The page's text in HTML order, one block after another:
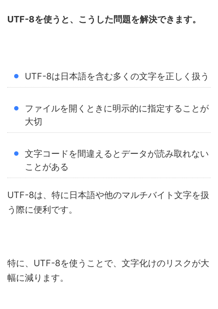
UTF-8を使うと、こうした問題を解決できます。
UTF-8は日本語を含む多くの文字を正しく扱う
ファイルを開くときに明示的に指定することが
大切
文字コードを間違えるとデータが読み取れない
ことがある
UTF-8は、特に日本語や他のマルチバイト文字を扱
う際に便利です。
特に、UTF-8を使うことで、文字化けのリスクが大
幅に減ります。